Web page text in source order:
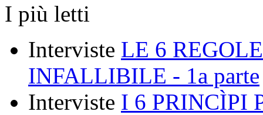
I più letti
Interviste LE 6
INFALLIBILE - 1a parte
Interviste I 6 PRINCÌPI